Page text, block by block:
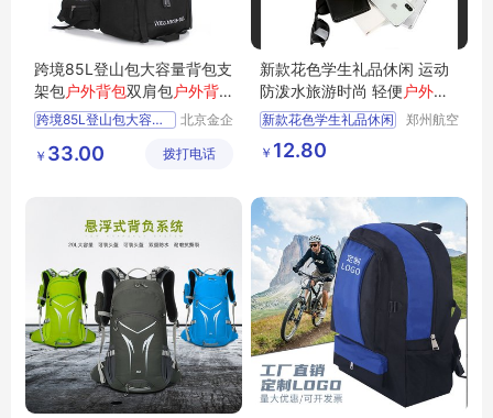
跨境85L登山包大容量背包支
架包户外背包双肩包户外背
包订制 跨境85L登山包大容量背包支架包户外背包双肩包户外背包订制
北京金企
有限公司
￥ 33.00 拨打电话
新款花色学生礼品休闲 运动
防泼水旅游时尚 轻便 户外背
包可印logo
新款花色学生礼品休闲
运动防泼水旅游时尚
轻便户外背包可印logo
郑州航空
￥ 12.80